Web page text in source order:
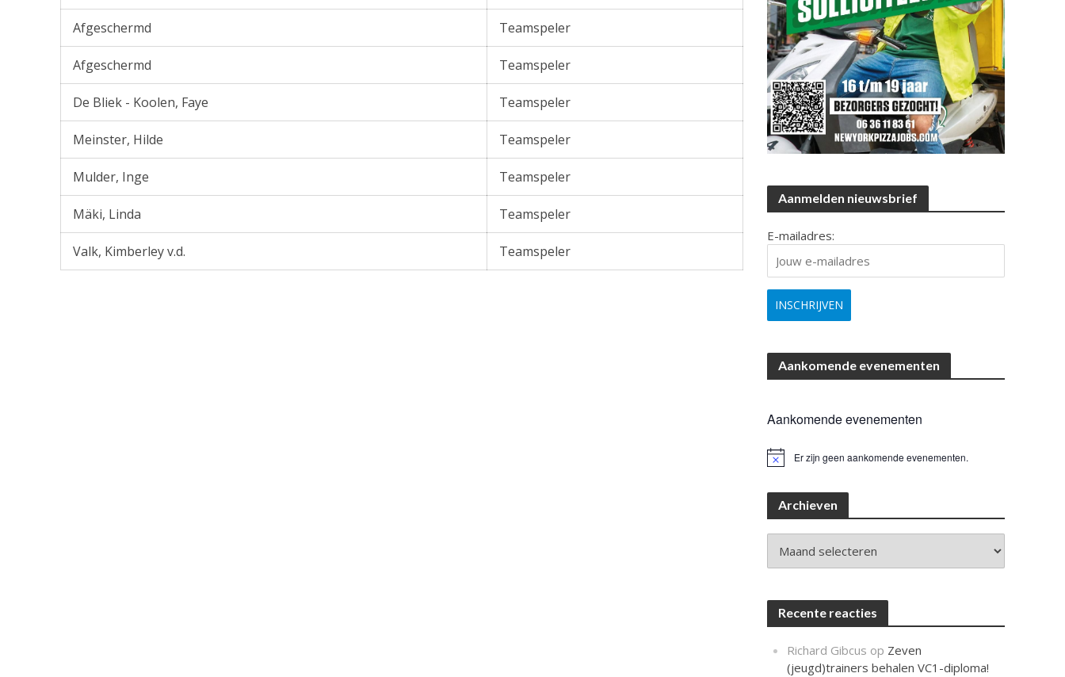
Afgeschermd Teamspeler
Afgeschermd Teamspeler
De Bliek - Koolen, Faye Teamspeler
Meinster, Hilde Teamspeler
Mulder, Inge Teamspeler
Mäki, Linda Teamspeler
Valk, Kimberley v.d. Teamspeler
Aanmelden nieuwsbrief
E-mailadres:
Aankomende evenementen
Aankomende evenementen
B
t
Er zijn geen aankomende evenementen.
Archieven
Recente reacties
Richard Gibcus op Zeven
(jeugd)trainers behalen VC1-diploma!